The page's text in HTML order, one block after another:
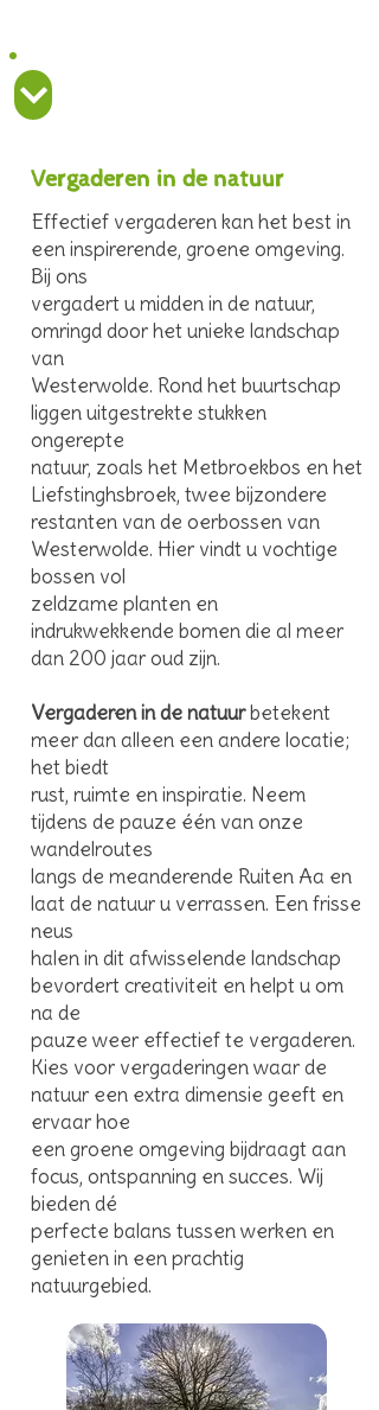
Effectief vergaderen kan het best in
een inspirerende, groene omgeving.
Bij ons
vergadert u midden in de natuur,
omringd door het unieke landschap
van
Westerwolde. Rond het buurtschap
liggen uitgestrekte stukken
ongerepte
natuur, zoals het Metbroekbos en het
Liefstinghsbroek, twee bijzondere
restanten van de oerbossen van
Westerwolde. Hier vindt u vochtige
bossen vol
zeldzame planten en
indrukwekkende bomen die al meer
dan 200 jaar oud zijn.
Vergaderen in de natuurbetekent
meer dan alleen een andere locatie;
het biedt
rust, ruimte en inspiratie. Neem
tijdens de pauze één van onze
wandelroutes
langs de meanderende Ruiten Aa en
laat de natuur u verrassen. Een frisse
neus
halen in dit afwisselende landschap
bevordert creativiteit en helpt u om
na de
pauze weer effectief te vergaderen.
Kies voor vergaderingen waar de
natuur een extra dimensie geeft en
ervaar hoe
een groene omgeving bijdraagt aan
focus, ontspanning en succes. Wij
bieden dé
perfecte balans tussen werken en
genieten in een prachtig
natuurgebied.
Vergaderen in de natuur